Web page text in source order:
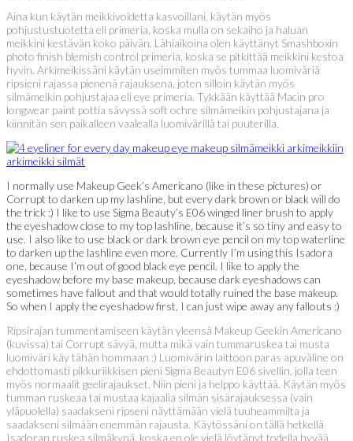
Aina kun käytän meikkivoidetta kasvoillani, käytän myös
pohjustustuotetta eli primeria, koska mulla on sekaiho ja haluan
meikkini kestävän koko päivän. Lähiaikoina olen käyttänyt Smashboxin
photo finish blemish control primeria, koska se pitkittää meikkini kestoa
hyvin. Arkimeikissäni käytän useimmiten myös tummaa luomiväriä
ripsieni rajassa pienenä rajauksena, joten silloin käytän myös
silmämeikin pohjustajaa eli eye primeria. Tykkään käyttää Macin pro
longwear paint pottia sävyssä soft ochre silmämeikin pohjustajana ja
kiinnitän sen paikalleen vaalealla luomivärillä tai puuterilla.
I normally use Makeup Geek’s Americano (like in these pictures) or
Corrupt to darken up my lashline, but every dark brown or black will do
the trick :) I like to use Sigma Beauty’s E06 winged liner brush to apply
the eyeshadow close to my top lashline, because it’s so tiny and easy to
use. I also like to use black or dark brown eye pencil on my top waterline
to darken up the lashline even more. Currently I’m using this Isadora
one, because I’m out of good black eye pencil. I like to apply the
eyeshadow before my base makeup, because dark eyeshadows can
sometimes have fallout and that would totally ruined the base makeup.
So when I apply the eyeshadow first, I can just wipe away any fallouts :)
Ripsirajan tummentamiseen käytän yleensä Makeup Geekin Americano
(kuvissa) tai Corrupt sävyä, mutta mikä vain tummaruskea tai musta
luomiväri käy tähän hommaan :) Luomivärin laittoon paras apuväline on
ehdottomasti pikkuriikkisen pieni Sigma Beautyn E06 sivellin, jolla teen
myös normaalit geelirajaukset. Niin pieni ja helppo käyttää. Käytän myös
tumman ruskeaa tai mustaa kajaalia silmän sisärajauksessa (vain
yläpuolella) saadakseni ripseni näyttämään vielä tuuheammilta ja
saadakseni silmään enemmän rajausta. Käytössäni on tällä hetkellä
Isadoran ruskea silmäkynä, koska en ole vielä löytänyt todella hyvää